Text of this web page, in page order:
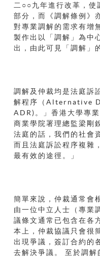
二○○九年進行改革，使
部分，而《調解條例》
對專業調解的需求有增
製作出以「調解」為中
出，由此可見「調解」
調解及仲裁均是法庭訴
解程序（Alternative
ADR) 。」香港大學專
商業學院署理總監梁剛
法庭的話，我們的社會
而且法庭訴訟程序複雜
最有效的途徑。」
簡單來說，仲裁通常會
由一位中立人士（專業
議條文通常已包含在各
本上，仲裁協議只會很
出現爭議，簽訂合約的
去解決爭議。 至於調